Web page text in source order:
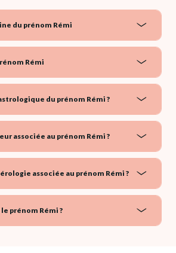
du prénom Rémi
Rémi
du prénom Rémi ?
associée au prénom Rémi ?
associée au prénom Rémi ?
prénom Rémi ?